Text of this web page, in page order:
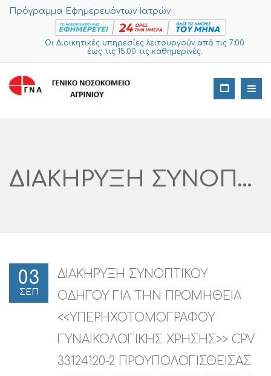
Πρόγραμμα Εφημερευόντων Ιατρών
Οι Διοικητικές υπηρεσίες λειτουργούν από τις 7:00
έως τις 15:00 τις καθημερινές.
ΔΙΑΚΗΡΥΞΗ ΣΥΝΟΠΤΙΚΟΥ ΟΔΗΓΟΥ ΓΙΑ ΤΗΝ ΠΡΟΜΗΘΕΙΑ <<ΥΠΕΡΗΧΟΤΟΜΟΓΡΑΦΟΥ ΓΥΝΑΙΚΟΛΟΓΙΚΗΣ ΧΡΗΣΗΣ>> CPV 33124120-2 ΠΡΟΥΠΟΛΟΓΙΣΘΕΙΣΑΣ ΔΑΠΑΝΗΣ 19.300,00€ ΣΥΜΠ/ΝΟΥ ΤΟΥ ΦΠΑ ΚΑΙ ΚΡΙΤΗΡΙΟ ΚΑΤΑΚΥΡΩΣΗΣ ΤΗΝ ΠΛΕΟΝ ΣΥΜΦΕΡΟΥΣΑ ΑΠΟ ΟΙΚΟΝΟΜΙΚΗ ΑΠΟΨΗ ΑΠΟΚΛΕΙΣΤΙΚΑ ΜΟΝΟ ΒΑΣΕΙ ΤΗΣ ΤΙΜΗΣ.
03
ΣΕΠ
ΔΙΑΚΗΡΥΞΗ ΣΥΝΟΠΤΙΚΟΥ
ΟΔΗΓΟΥ ΓΙΑ ΤΗΝ ΠΡΟΜΗΘΕΙΑ
<<ΥΠΕΡΗΧΟΤΟΜΟΓΡΑΦΟΥ
ΓΥΝΑΙΚΟΛΟΓΙΚΗΣ ΧΡΗΣΗΣ>> CPV
33124120-2 ΠΡΟΥΠΟΛΟΓΙΣΘΕΙΣΑΣ